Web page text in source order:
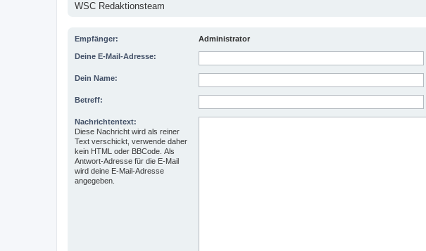
WSC Redaktionsteam
Empfänger: Administrator
Deine E-Mail-Adresse:
Dein Name:
Betreff:
Nachrichtentext:
Diese Nachricht wird als reiner
Text verschickt, verwende daher
kein HTML oder BBCode. Als
Antwort-Adresse für die E-Mail
wird deine E-Mail-Adresse
angegeben.